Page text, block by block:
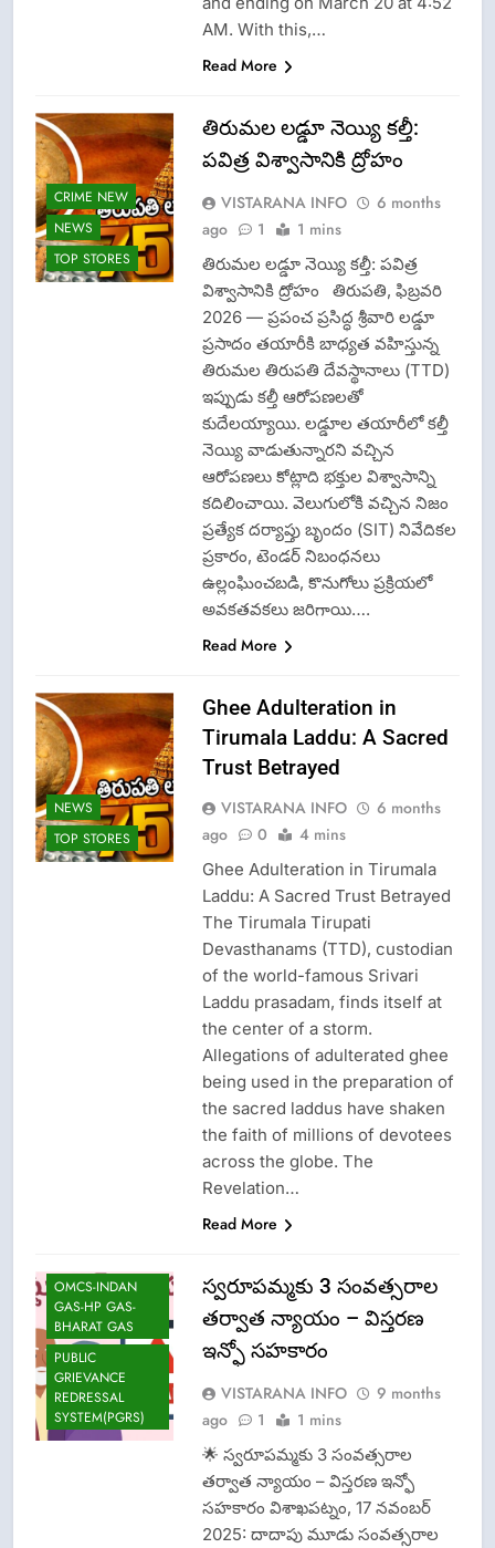
AM. With this,…
Read More
CRIME NEW
NEWS
TOP STORES
తిరుమల లడ్డూ నెయ్యి కల్తీ:
పవిత్ర విశ్వాసానికి ద్రోహం
VISTARANA INFO
6 months
ago
1 1 mins
తిరుమల లడ్డూ నెయ్యి కల్తీ: పవిత్ర
విశ్వాసానికి ద్రోహం తిరుపతి, ఫిబ్రవరి
2026 — ప్రపంచ ప్రసిద్ధ శ్రీవారి లడ్డూ
ప్రసాదం తయారీకి బాధ్యత వహిస్తున్న
తిరుమల తిరుపతి దేవస్థానాలు (TTD)
ఇప్పుడు కల్తీ ఆరోపణలతో
కుదేలయ్యాయి. లడ్డూల తయారీలో కల్తీ
నెయ్యి వాడుతున్నారని వచ్చిన
ఆరోపణలు కోట్లాది భక్తుల విశ్వాసాన్ని
కదిలించాయి. వెలుగులోకి వచ్చిన నిజం
ప్రత్యేక దర్యాప్తు బృందం (SIT) నివేదికల
ప్రకారం, టెండర్ నిబంధనలు
ఉల్లంఘించబడి, కొనుగోలు ప్రక్రియలో
అవకతవకలు జరిగాయి….
Read More
NEWS
TOP STORES
Ghee Adulteration in
Tirumala Laddu: A Sacred
Trust Betrayed
VISTARANA INFO
6 months
ago
0 4 mins
Ghee Adulteration in Tirumala
Laddu: A Sacred Trust Betrayed
The Tirumala Tirupati
Devasthanams (TTD), custodian
of the world-famous Srivari
Laddu prasadam, finds itself at
the center of a storm.
Allegations of adulterated ghee
being used in the preparation of
the sacred laddus have shaken
the faith of millions of devotees
across the globe. The
Revelation…
Read More
OMCS-INDAN
GAS-HP GAS-
BHARAT GAS
PUBLIC
GRIEVANCE
REDRESSAL
SYSTEM(PGRS)
స్వరూపమ్మకు 3 సంవత్సరాల
తర్వాత న్యాయం – విస్తరణ
ఇన్ఫో సహకారం
VISTARANA INFO
9 months
ago
1 1 mins
🌟 స్వరూపమ్మకు 3 సంవత్సరాల
తర్వాత న్యాయం – విస్తరణ ఇన్ఫో
సహకారం విశాఖపట్నం, 17 నవంబర్
2025: దాదాపు మూడు సంవత్సరాల